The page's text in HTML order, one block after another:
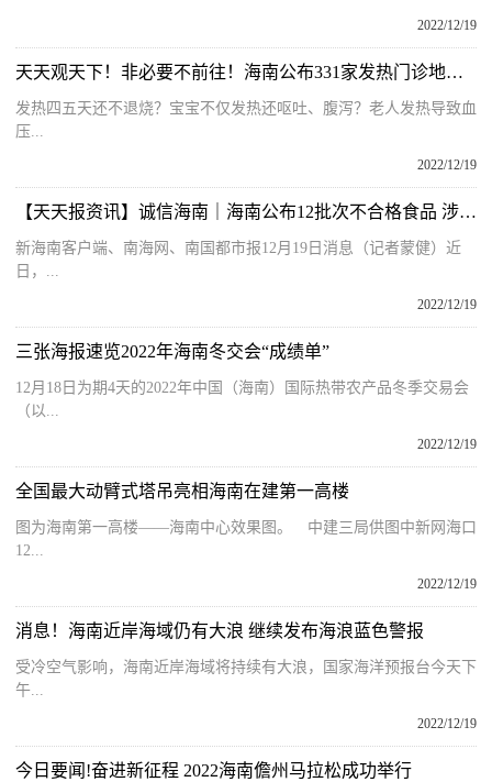
2022/12/19
天天观天下！非必要不前往！海南公布331家发热门诊地址电话
发热四五天还不退烧？宝宝不仅发热还呕吐、腹泻？老人发热导致血
压...
2022/12/19
【天天报资讯】诚信海南｜海南公布12批次不合格食品 涉及鱼、虾、芒果、上海青等
新海南客户端、南海网、南国都市报12月19日消息（记者蒙健）近
日，...
2022/12/19
三张海报速览2022年海南冬交会“成绩单”
12月18日为期4天的2022年中国（海南）国际热带农产品冬季交易会
（以...
2022/12/19
全国最大动臂式塔吊亮相海南在建第一高楼
图为海南第一高楼——海南中心效果图。 中建三局供图中新网海口
12...
2022/12/19
消息！海南近岸海域仍有大浪 继续发布海浪蓝色警报
受冷空气影响，海南近岸海域将持续有大浪，国家海洋预报台今天下
午...
2022/12/19
今日要闻!奋进新征程 2022海南儋州马拉松成功举行